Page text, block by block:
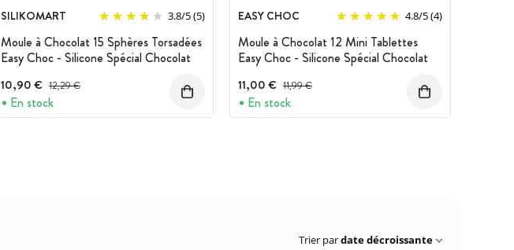
SILIKOMART 3.8/5(5)
Moule à Chocolat 15 Sphères Torsadées
Easy Choc - Silicone Spécial Chocolat
10,90 € Prix avant réduction :
12,29 €
En stock
EASY CHOC 4.8/5(4)
Moule à Chocolat 12 Mini Tablettes
Easy Choc - Silicone Spécial Chocolat
11,00 € Prix avant réduction :
11,99 €
En stock
Trier pardate décroissante